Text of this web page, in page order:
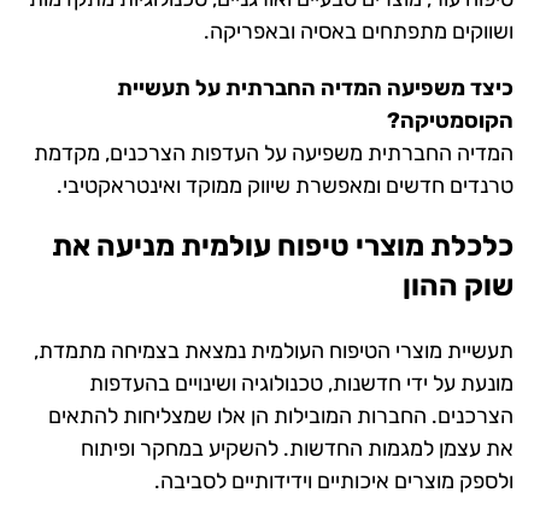
ושווקים מתפתחים באסיה ובאפריקה.
כיצד משפיעה המדיה החברתית על תעשיית
הקוסמטיקה?
המדיה החברתית משפיעה על העדפות הצרכנים, מקדמת
טרנדים חדשים ומאפשרת שיווק ממוקד ואינטראקטיבי.
כלכלת מוצרי טיפוח עולמית מניעה את
שוק ההון
תעשיית מוצרי הטיפוח העולמית נמצאת בצמיחה מתמדת,
מונעת על ידי חדשנות, טכנולוגיה ושינויים בהעדפות
הצרכנים. החברות המובילות הן אלו שמצליחות להתאים
את עצמן למגמות החדשות. להשקיע במחקר ופיתוח
ולספק מוצרים איכותיים וידידותיים לסביבה.